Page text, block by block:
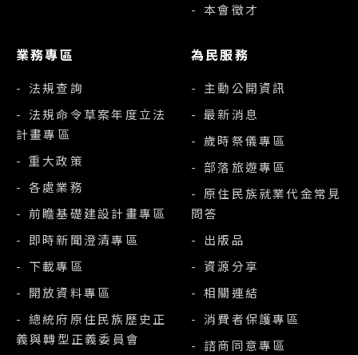
- 本會徵才
業務專區
- 法規查詢
- 法規命令草案年度立法
計畫專區
- 重大政策
- 各處業務
- 前瞻基礎建設計畫專區
- 即時新聞澄清專區
- 下載專區
- 開放資料專區
- 總統府原住民族歷史正
義與轉型正義委員會
為民服務
- 主動公開資訊
- 最新消息
- 歲時祭儀專區
- 部落旅遊專區
- 原住民族就業代金常見
問答
- 出版品
- 資源分享
- 相關連結
- 消費者保護專區
- 諮商同意專區